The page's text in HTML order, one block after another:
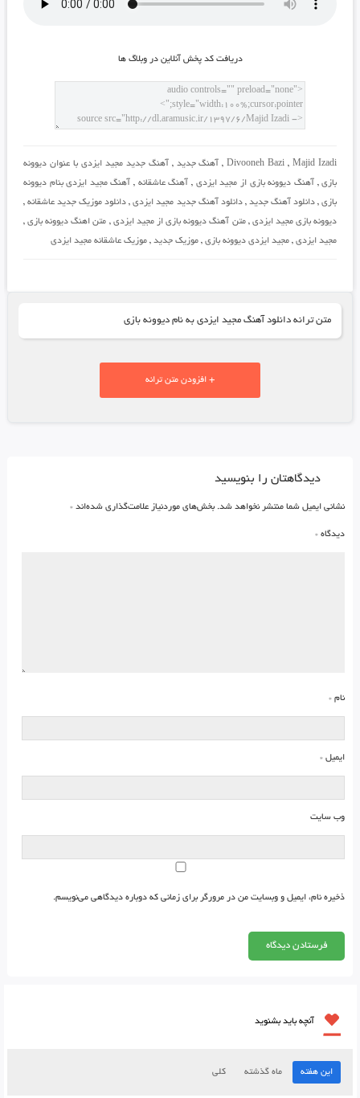
دريافت کد پخش آنلاين در وبلاگ ها
Divooneh Bazi ,Majid Izadi
, آهنگ جدید , آهنگ جدید مجید ایزدی با عنوان دیوونه
بازی, آهنگ دیوونه بازی از مجید ایزدی , آهنگ عاشقانه , آهنگ مجید ایزدی بنام دیوونه
بازی, دانلود آهنگ جدید ,دانلود آهنگ جدید مجید ایزدی, دانلود موزیک جدید عاشقانه ,
دیوونه بازی مجید ایزدی ,متن آهنگ دیوونه بازی از مجید ایزدی , متن اهنگ دیوونه بازی,
مجید ایزدی, مجید ایزدی دیوونه بازی, موزیک جدید, موزیک عاشقانه مجید ایزدی
متن ترانه دانلود آهنگ مجید ایزدی به نام دیوونه بازی
+ افزودن متن ترانه
دیدگاهتان را بنویسید
نشانی ایمیل شما منتشر نخواهد شد. بخش‌های موردنیاز علامت‌گذاری شده‌اند *
دیدگاه *
نام *
ایمیل *
وب‌ سایت
ذخیره نام، ایمیل و وبسایت من در مرورگر برای زمانی که دوباره دیدگاهی می‌نویسم.
آنچه باید بشنوید
این هفته ماه گذشته کلی